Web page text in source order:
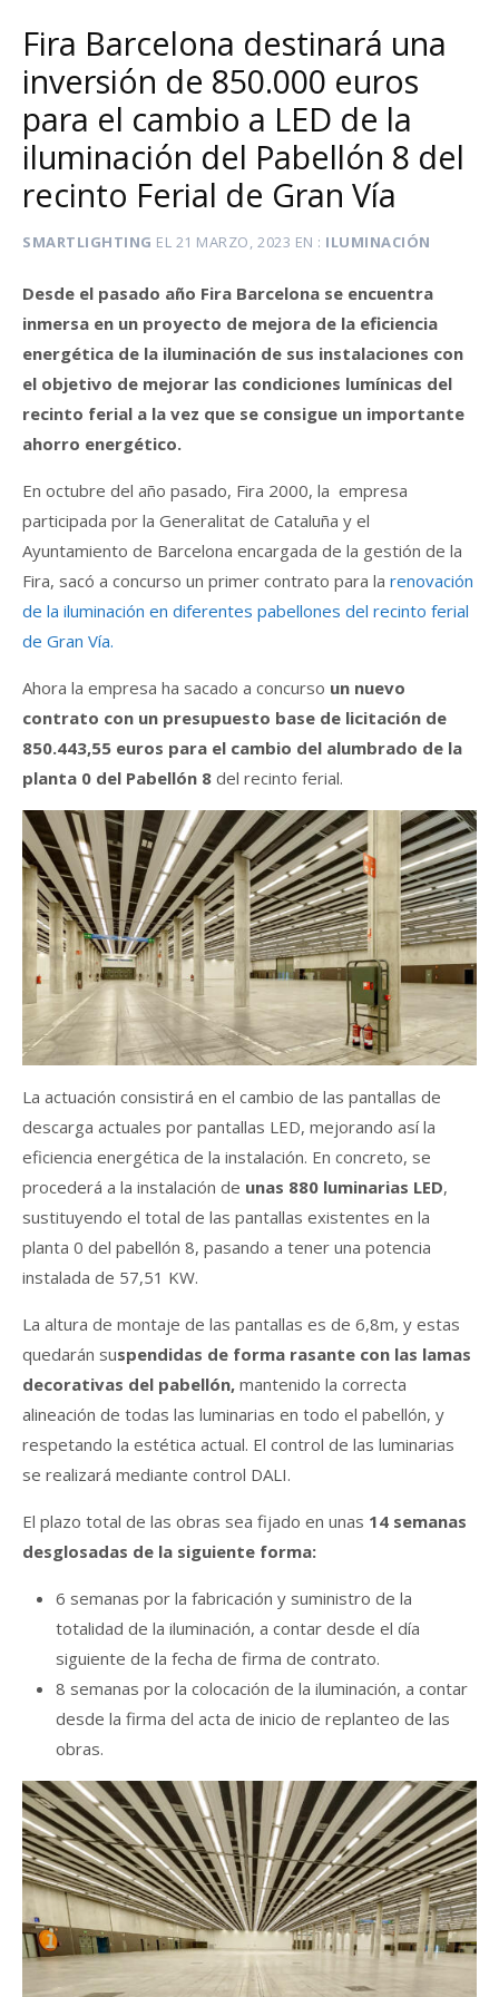
Fira Barcelona destinará una
inversión de 850.000 euros
para el cambio a LED de la
iluminación del Pabellón 8 del
recinto Ferial de Gran Vía
SMARTLIGHTING EL 21 MARZO, 2023 EN ILUMINACIÓN
Desde el pasado año Fira Barcelona se encuentra
inmersa en un proyecto de mejora de la eficiencia
energética de la iluminación de sus instalaciones con
el objetivo de mejorar las condiciones lumínicas del
recinto ferial a la vez que se consigue un importante
ahorro energético.
En octubre del año pasado, Fira 2000, la empresa
participada por la Generalitat de Cataluña y el
Ayuntamiento de Barcelona encargada de la gestión de la
Fira, sacó a concurso un primer contrato para la renovación
de la iluminación en diferentes pabellones del recinto ferial
de Gran Vía.
Ahora la empresa ha sacado a concurso un nuevo
contrato con un presupuesto base de licitación de
850.443,55 euros para el cambio del alumbrado de la
planta 0 del Pabellón 8 del recinto ferial.
La actuación consistirá en el cambio de las pantallas de
descarga actuales por pantallas LED, mejorando así la
eficiencia energética de la instalación. En concreto, se
procederá a la instalación de unas 880 luminarias LED,
sustituyendo el total de las pantallas existentes en la
planta 0 del pabellón 8, pasando a tener una potencia
instalada de 57,51 KW.
La altura de montaje de las pantallas es de 6,8m, y estas
quedarán suspendidas de forma rasante con las lamas
decorativas del pabellón, mantenido la correcta
alineación de todas las luminarias en todo el pabellón, y
respetando la estética actual. El control de las luminarias
se realizará mediante control DALI.
El plazo total de las obras sea fijado en unas 14 semanas
desglosadas de la siguiente forma:
6 semanas por la fabricación y suministro de la
totalidad de la iluminación, a contar desde el día
siguiente de la fecha de firma de contrato.
8 semanas por la colocación de la iluminación, a contar
desde la firma del acta de inicio de replanteo de las
obras.